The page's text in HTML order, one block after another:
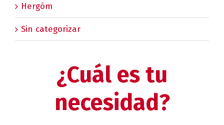
Hergóm
Sin categorizar
¿Cuál es tu
necesidad?